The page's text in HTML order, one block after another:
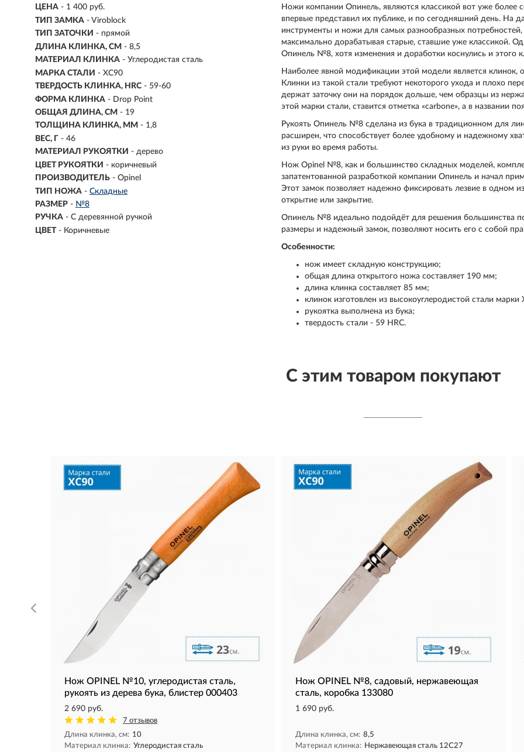
ЦЕНА - 1 400 руб.
ТИП ЗАМКА - Viroblock
ТИП ЗАТОЧКИ - прямой
ДЛИНА КЛИНКА, СМ - 8,5
МАТЕРИАЛ КЛИНКА - Углеродистая сталь
МАРКА СТАЛИ - ХС90
ТВЕРДОСТЬ КЛИНКА, HRC - 59-60
ФОРМА КЛИНКА - Drop Point
ОБЩАЯ ДЛИНА, СМ - 19
ТОЛЩИНА КЛИНКА, ММ - 1,8
ВЕС, Г - 46
МАТЕРИАЛ РУКОЯТКИ - дерево
ЦВЕТ РУКОЯТКИ - коричневый
ПРОИЗВОДИТЕЛЬ - Opinel
ТИП НОЖА - Складные
РАЗМЕР - №8
РУЧКА - С деревянной ручкой
ЦВЕТ - Коричневые
Ножи компании Опинель, являются классикой вот уже более
впервые представил их публике, и по сегодняшний день. На
инструменты и ножи для самых разнообразных
максимально дорабатывая старые, ставшие уже классикой.
Опинель №8, хотя изменения и доработки коснулись и этого
Наиболее явной модификации этой модели является клинок,
Клинки из такой стали требуют некоторого ухода и плохо
держат заточку они на порядок дольше, чем образцы из
этой марки стали, ставится отметка «carbone», а в названии
Рукоять Опинель №8 сделана из бука в традиционном для
расширен, что способствует более удобному и надежному
из руки во время работы.
Нож Opinel №8, как и большинство складных моделей,
запатентованной разработкой компании Опинель и начал
Этот замок позволяет надежно фиксировать лезвие в одном
открытие или закрытие.
Опинель №8 идеально подойдёт для решения большинства
размеры и надежный замок, позволяют носить его с собой
Особенности:
нож имеет складную конструкцию;
общая длина открытого ножа составляет 190 мм;
длина клинка составляет 85 мм;
клинок изготовлен из высокоуглеродистой стали марки
рукоятка выполнена из бука;
твердость стали - 59 HRC.
С этим товаром покупают
Нож OPINEL №10, углеродистая сталь,
рукоять из дерева бука, блистер 000403
2 690 руб.
7 отзывов
Длина клинка, см: 10
Материал клинка: Углеродистая сталь
Нож OPINEL №8, садовый, нержавеющая
сталь, коробка 133080
1 690 руб.
Длина клинка, см: 8,5
Материал клинка: Нержавеющая сталь 12С27